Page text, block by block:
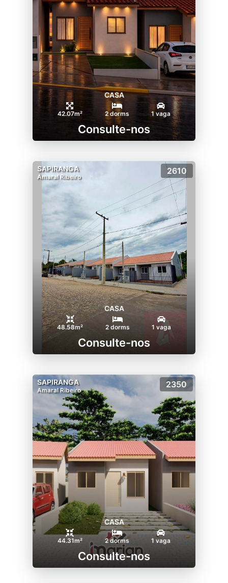
CASA
42.07m² 2 dorms 1 vaga
Consulte-nos
SAPIRANGA
Amaral Ribeiro
2610
CASA
48.58m² 2 dorms 1 vaga
Consulte-nos
SAPIRANGA
Amaral Ribeiro
2350
CASA
44.31m² 2 dorms 1 vaga
Consulte-nos